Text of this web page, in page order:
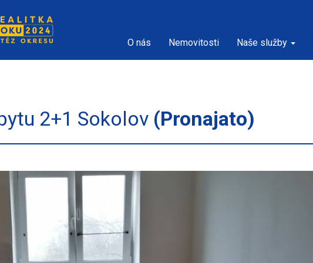
O nás Nemovitosti Naše služby
2+1 Sokolov (Pronajato)